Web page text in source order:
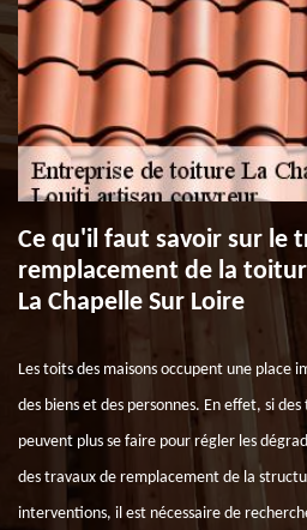
Ce qu'il faut savoir sur le
remplacement de la
La Chapelle Sur Loire
Les toits des maisons occupent une
des biens et des personnes. En effet, si
peuvent plus se faire pour régler les
des travaux de remplacement de la
interventions, il est nécessaire de